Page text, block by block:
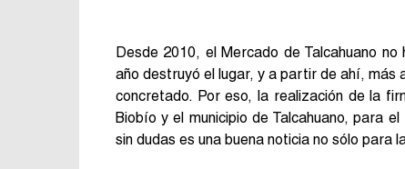
Desde 2010, el Mercado de Talcahuano
año destruyó el lugar, y a partir de ahí, más
concretado. Por eso, la realización de la
Biobío y el municipio de Talcahuano, para
sin dudas es una buena noticia no sólo para